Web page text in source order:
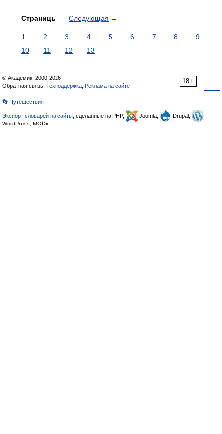
Страницы Следующая →
1 2 3 4 5 6 7 8
9
10
11 12 13
18+
© Академик, 2000-2026
Обратная связь: Техподдержка Реклама на сайте
👣 Путешествия
Экспорт словарей на сайты , сделанные на PHP, Joomla,
Drupal,
WordPress, MODx.